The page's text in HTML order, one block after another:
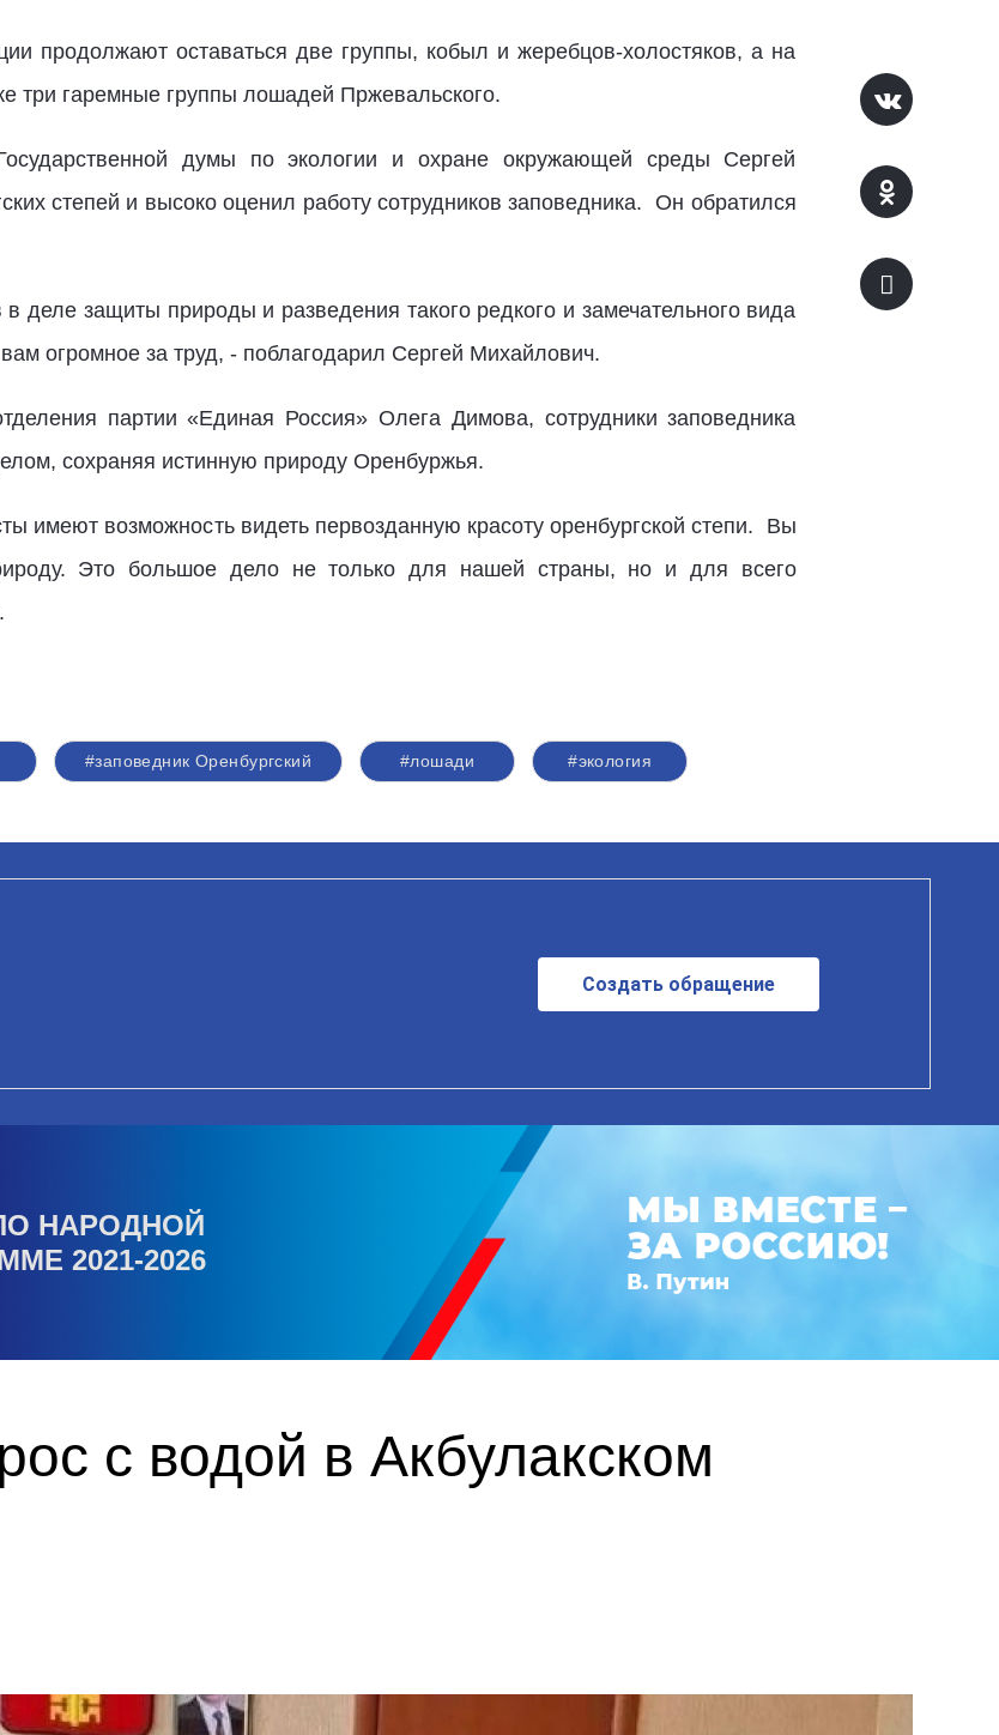
продолжают оставаться две группы, кобыл и жеребцов-холостяков, а на
три гаремные группы лошадей Пржевальского.
думы по экологии и охране окружающей среды Сергей
степей и высоко оценил работу сотрудников заповедника. Он обратился
деле защиты природы и разведения такого редкого и замечательного вида
огромное за труд, - поблагодарил Сергей Михайлович.
партии «Единая Россия» Олега Димова, сотрудники заповедника
сохраняя истинную природу Оренбуржья.
имеют возможность видеть первозданную красоту оренбургской степи. Вы
Это большое дело не только для нашей страны, но и для всего
#заповедник Оренбургский #лошади #экология
Создать обращение
НАРОДНОЙ
2021-2026
с водой в Акбулакском